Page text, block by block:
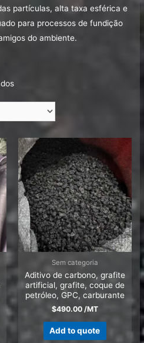
partículas, alta taxa esférica e
para processos de fundição
do ambiente.
Sem categoria
Aditivo de carbono, grafite
artificial, grafite, coque de
petróleo, GPC, carburante
$490.00/MT
Add to quote